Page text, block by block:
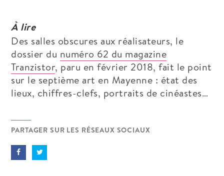
À lire
Des salles obscures aux réalisateurs, le
dossier du numéro 62 du magazine
Tranzistor, paru en février 2018, fait le point
sur le septième art en Mayenne : état des
lieux, chiffres-clefs, portraits de cinéastes…
PARTAGER SUR LES RÉSEAUX SOCIAUX